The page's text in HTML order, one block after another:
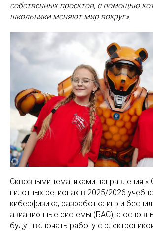
собственных проектов, с помощью
школьники меняют мир вокруг».
Сквозными тематиками направления
пилотных регионах в 2025/2026
киберфизика, разработка игр и
авиационные системы (БАС), а
будут включать работу с